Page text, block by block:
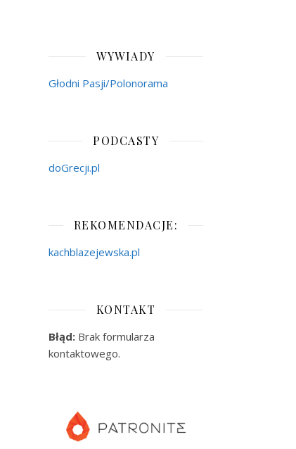
WYWIADY
Głodni Pasji/Polonorama
PODCASTY
doGrecji.pl
REKOMENDACJE:
kachblazejewska.pl
KONTAKT
Błąd: Brak formularza
kontaktowego.